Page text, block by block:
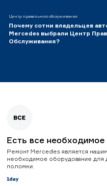
Центр правильного обслуживания
Почему сотни владельцев
Mercedes выбрали Центр
Обслуживания?
Есть все
Ремонт Mercedes является
необходимое оборудование для
поломки.